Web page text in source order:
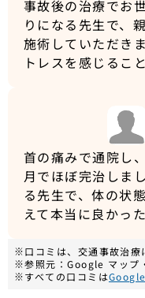
事故後の治療でお
りになる先生で、
施術していただき
トレスを感じるこ
首の痛みで通院し
月でほぼ完治しま
る先生で、体の状
えて本当に良かっ
※口コミは、交通事故治療
※参照元：Google マップ
※すべての口コミは